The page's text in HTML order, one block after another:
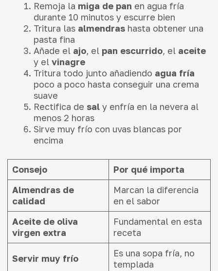
Remoja la miga de pan en agua fría
durante 10 minutos y escurre bien
Tritura las almendras hasta obtener una
pasta fina
Añade el ajo, el pan escurrido, el aceite
y el vinagre
Tritura todo junto añadiendo agua fría
poco a poco hasta conseguir una crema
suave
Rectifica de sal y enfría en la nevera al
menos 2 horas
Sirve muy frío con uvas blancas por
encima
Consejo
Por qué importa
Almendras de
calidad
Marcan la diferencia
en el sabor
Aceite de oliva
virgen extra
Fundamental en esta
receta
Servir muy frío
Es una sopa fría, no
templada